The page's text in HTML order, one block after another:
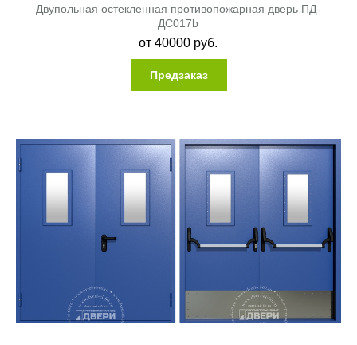
Двупольная остекленная противопожарная дверь ПД-
ДC017b
от40000 руб.
Предзаказ